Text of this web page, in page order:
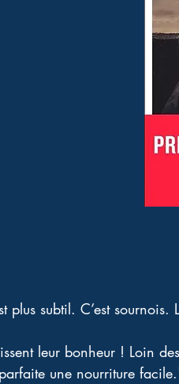
plus subtil. C’est sournois.
leur bonheur ! Loin
une nourriture